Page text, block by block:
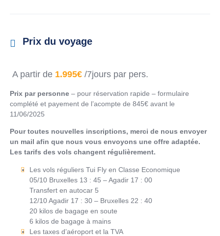
Prix du voyage
A partir de 1.995€ /7jours par pers.
Prix par personne – pour réservation rapide – formulaire
complété et payement de l’acompte de 845€ avant le
11/06/2025
Pour toutes nouvelles inscriptions, merci de nous envoyer
un mail afin que nous vous envoyons une offre adaptée.
Les tarifs des vols changent régulièrement.
Les vols réguliers Tui Fly en Classe Economique
05/10 Bruxelles 13 : 45 – Agadir 17 : 00
Transfert en autocar 5
12/10 Agadir 17 : 30 – Bruxelles 22 : 40
20 kilos de bagage en soute
6 kilos de bagage à mains
Les taxes d’aéroport et la TVA